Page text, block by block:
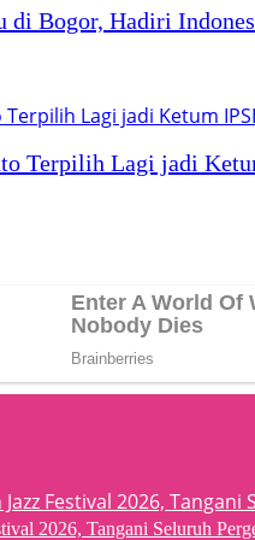
di Bogor, Hadiri
Terpilih Lagi jadi
2026, Tangani Seluruh